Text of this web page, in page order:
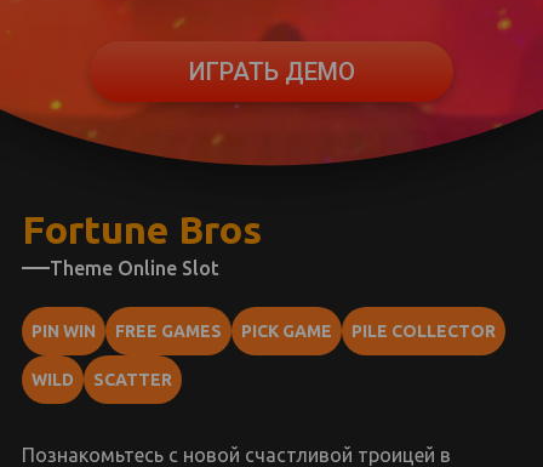
ИГРАТЬ ДЕМО
Fortune Bros
Theme Online Slot
PIN WIN FREE GAMES PICK GAME PILE COLLECTOR
WILD SCATTER
Познакомьтесь с новой счастливой троицей в